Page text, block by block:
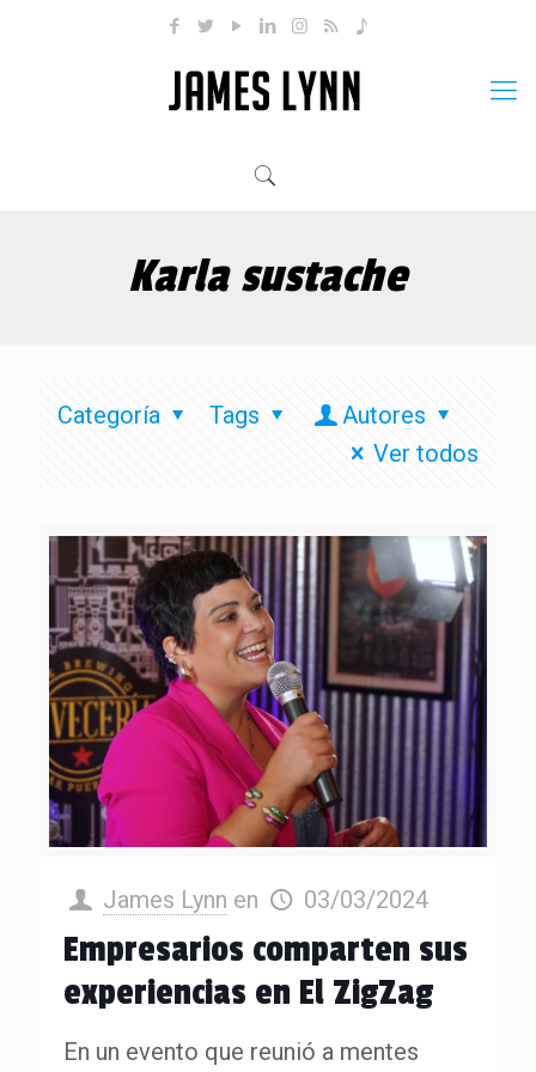
Karla sustache
Categoría Tags
Autores
Ver todos
James Lynn en 03/03/2024
Empresarios comparten sus
experiencias en El ZigZag
En un evento que reunió a mentes